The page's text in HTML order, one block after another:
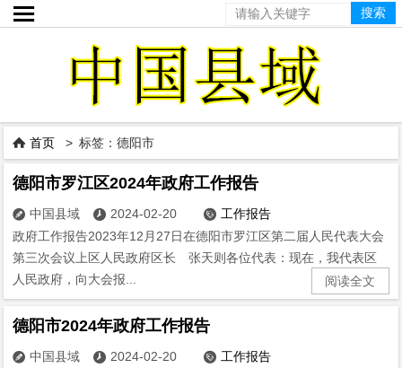

 首页 > 标签：德阳市
德阳市罗江区2024年政府工作报告
 中国县域  2024-02-20  工作报告
政府工作报告2023年12月27日在德阳市罗江区第二届人民代表大会
第三次会议上区人民政府区长 张天则各位代表：现在，我代表区
人民政府，向大会报...
阅读全文
德阳市2024年政府工作报告
 中国县域  2024-02-20  工作报告